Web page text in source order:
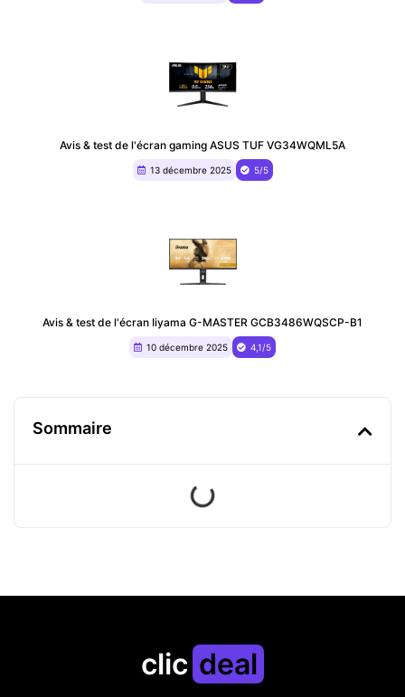
Avis & test de l'écran gaming ASUS TUF VG34WQML5A
13 décembre 2025 5/5
Avis & test de l'écran Iiyama G-MASTER GCB3486WQSCP-B1
10 décembre 2025 4,1/5
Sommaire
clic deal